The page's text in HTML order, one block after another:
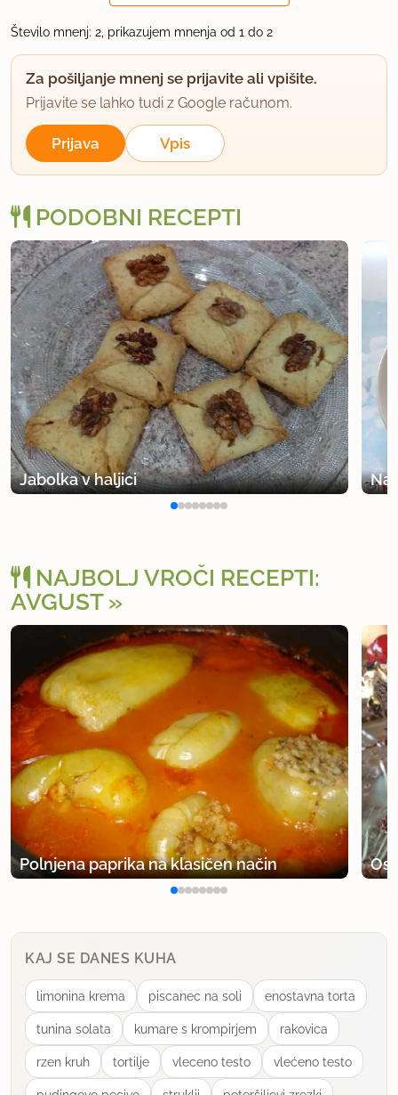
Število mnenj: 2, prikazujem mnenja od 1 do 2
Za pošiljanje mnenj se prijavite ali vpišite.
Prijavite se lahko tudi z Google računom.
Prijava Vpis
PODOBNI RECEPTI
Jabolka v haljici
NAJBOLJ VROČI RECEPTI:
AVGUST
Polnjena paprika na klasičen način
KAJ SE DANES KUHA
limonina krema piscanec na soli enostavna torta
tunina solata kumare s krompirjem rakovica
rzen kruh tortilje vleceno testo vlećeno testo